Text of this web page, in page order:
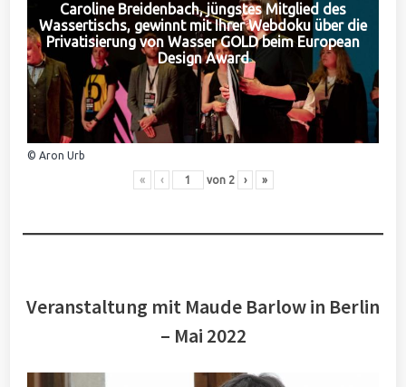
Caroline Breidenbach, jüngstes Mitglied des
Wassertischs, gewinnt mit Ihrer Webdoku über die
Privatisierung von Wasser GOLD beim European
Design Award
© Aron Urb
« ‹ von 2 › »
Veranstaltung mit Maude Barlow in Berlin
– Mai 2022